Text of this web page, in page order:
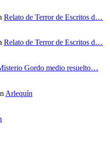
Relato de Terror de Escritos d…
Relato de Terror de Escritos d…
Gordo medio resuelto…
Arlequín